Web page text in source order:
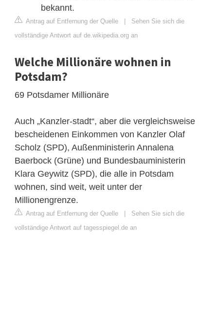
bekannt.
Antrag auf Entfernung der Quelle | Sehen Sie sich die
vollständige Antwort auf de.wikipedia.org an
Welche Millionäre wohnen in
Potsdam?
69 Potsdamer Millionäre
Auch „Kanzler-stadt“, aber die vergleichsweise
bescheidenen Einkommen von Kanzler Olaf
Scholz (SPD), Außenministerin Annalena
Baerbock (Grüne) und Bundesbauministerin
Klara Geywitz (SPD), die alle in Potsdam
wohnen, sind weit, weit unter der
Millionengrenze.
Antrag auf Entfernung der Quelle | Sehen Sie sich die
vollständige Antwort auf tagesspiegel.de an